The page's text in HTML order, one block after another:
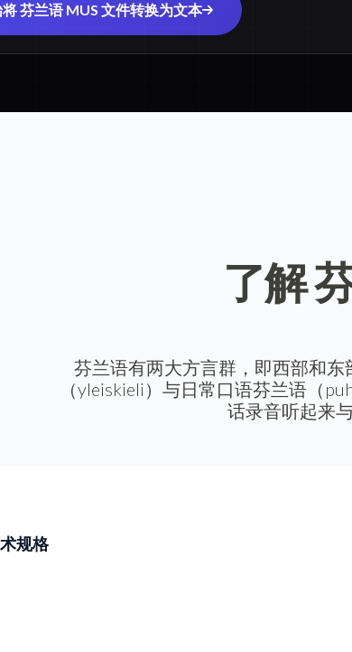
芬兰语 MUS 文件转换为文本
了解
芬兰语有两大方言群，即西部和
（yleiskieli）与日常口语芬兰语（
话录音听起来
规格